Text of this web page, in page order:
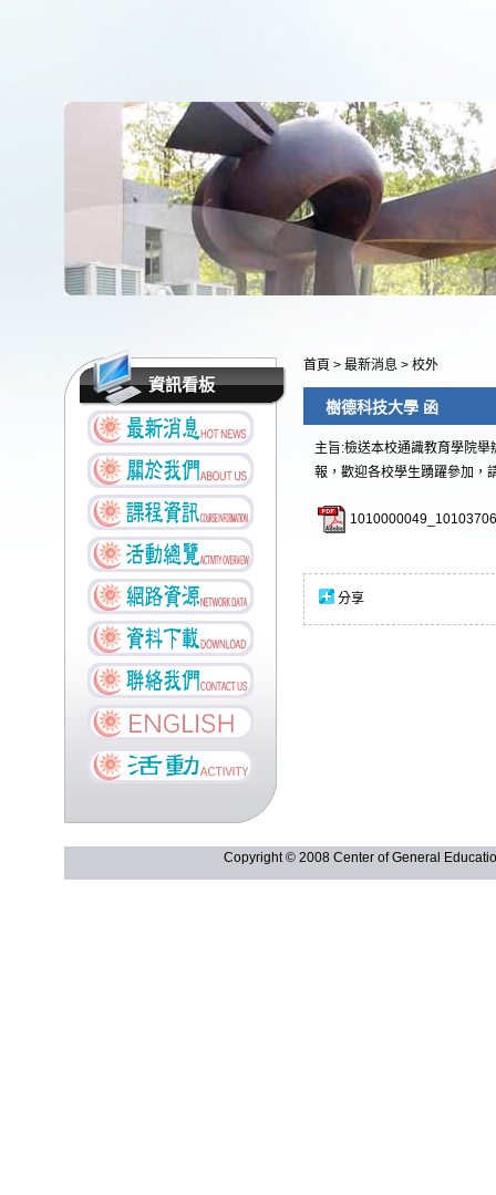
資訊看板
首頁 > 最新消息 > 校外
樹德科技大學 函
主旨:檢送本校通識教育學院
報，歡迎各校學生踴躍參加，
分享
Copyright © 2008 Center of General